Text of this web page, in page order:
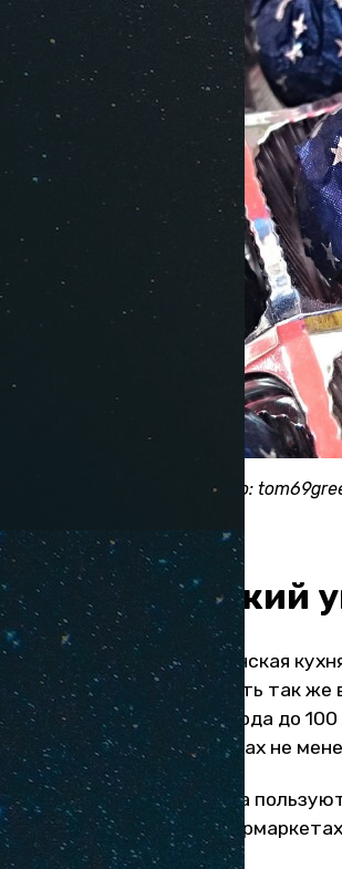
Конфеты Perugina Baci (Фото:
Бальзамический
Если вам по душе итальянская
С ним вы сможете готовить так
срока созревания — от 1 года до
выдержан в дубовых бочках не
Цена . Знаменитые повара
покупают бутылки в